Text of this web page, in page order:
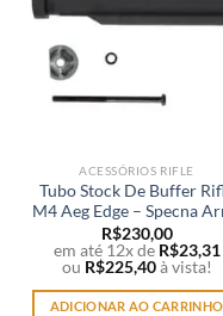
ACESSÓRIOS RIFLE
Tubo Stock De Buffer
M4 Aeg Edge – Specna
R$230,00
em até 12x de R$23,31
ou R$225,40 à vista!
ADICIONAR AO CARRINHO